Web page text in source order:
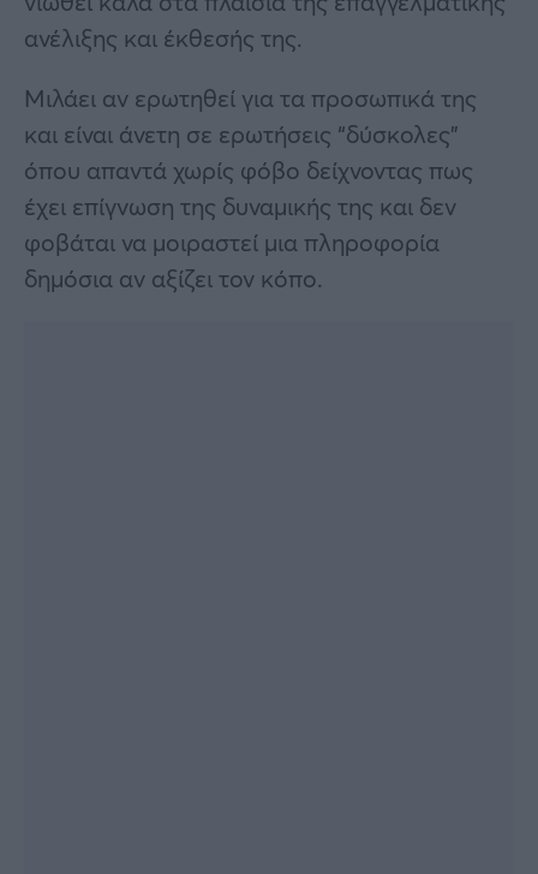
ανέλιξης και έκθεσής της.
Μιλάει αν ερωτηθεί για τα προσωπικά της
και είναι άνετη σε ερωτήσεις “δύσκολες”
όπου απαντά χωρίς φόβο δείχνοντας πως
έχει επίγνωση της δυναμικής της και δεν
φοβάται να μοιραστεί μια πληροφορία
δημόσια αν αξίζει τον κόπο.